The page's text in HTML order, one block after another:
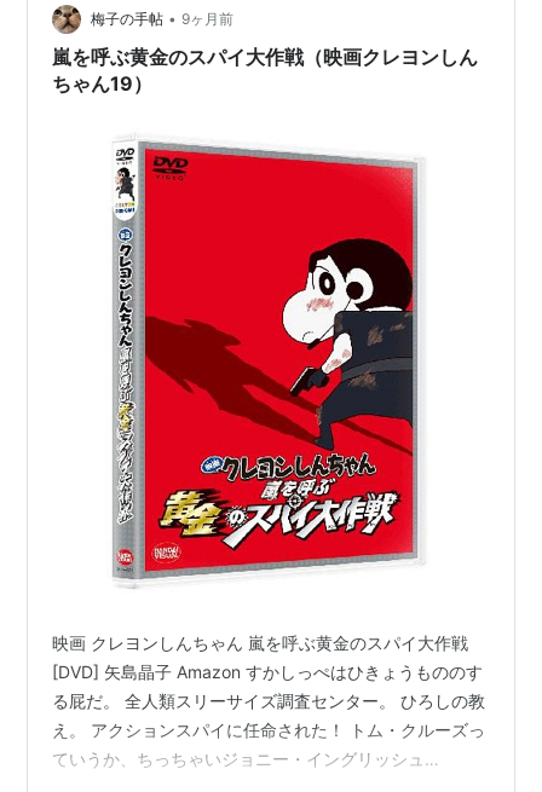
梅子の手帖 • 9ヶ月前
嵐を呼ぶ黄金のスパイ大作戦（映画クレヨンしん
ちゃん19）
映画 クレヨンしんちゃん 嵐を呼ぶ黄金のスパイ大作戦
[DVD] 矢島晶子 Amazon すかしっぺはひきょうもののす
る屁だ。 全人類スリーサイズ調査センター。 ひろしの教
え。 アクションスパイに任命された！ トム・クルーズっ
ていうか、ちっちゃいジョニー・イングリッシュ